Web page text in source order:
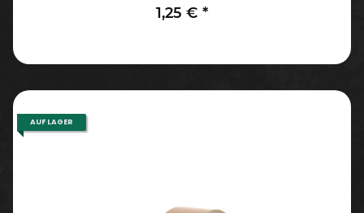
1,25 € *
AUF LAGER